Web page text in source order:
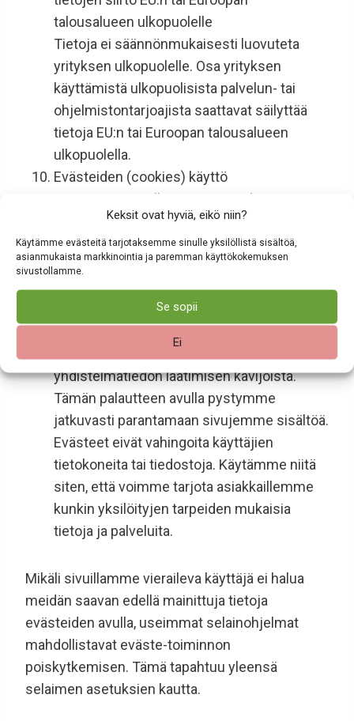
Keksit ovat hyviä, eikö niin?
Käytämme evästeitä tarjotaksemme sinulle yksilöllistä sisältöä,
asianmukaista markkinointia ja paremman käyttökokemuksen
sivustollamme.
Se sopii
Ei
talousalueen ulkopuolelle
Tietoja ei säännönmukaisesti luovuteta
yrityksen ulkopuolelle. Osa yrityksen
käyttämistä ulkopuolisista palvelun- tai
ohjelmistontarjoajista saattavat säilyttää
tietoja EU:n tai Euroopan talousalueen
ulkopuolella.
Evästeiden (cookies) käyttö
Käytämme sivuillamme ns. cookie-
toimintoa eli evästeitä. Eväste on pieni,
käyttäjän tietokoneelle lähetettävä ja siellä
säilytettävä tekstitiedosto, joka
mahdollistaa internet-sivujen ylläpitäjän
tunnistamaan usein sivuilla vierailevat
yhdistelmätiedon laatimisen kävijöistä.
Tämän palautteen avulla pystymme
jatkuvasti parantamaan sivujemme sisältöä.
Evästeet eivät vahingoita käyttäjien
tietokoneita tai tiedostoja. Käytämme niitä
siten, että voimme tarjota asiakkaillemme
kunkin yksilöityjen tarpeiden mukaisia
tietoja ja palveluita.
Mikäli sivuillamme vieraileva käyttäjä ei halua
meidän saavan edellä mainittuja tietoja
evästeiden avulla, useimmat selainohjelmat
mahdollistavat eväste-toiminnon
poiskytkemisen. Tämä tapahtuu yleensä
selaimen asetuksien kautta.